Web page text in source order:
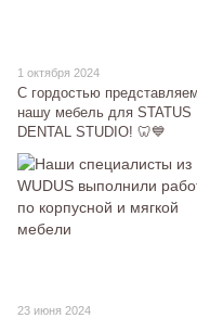
1 октября 2024
С гордостью представляем
нашу мебель для STATUS
DENTAL STUDIO! 🦷💙
23 июня 2024